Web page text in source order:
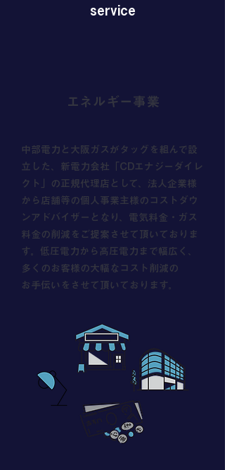
service
​エネルギー事業
中部電力と大阪ガスがタッグを組んで設
立した、新電力会社「CDエナジーダイレ
クト」の正規代理店として、法人企業様
から店舗等の個人事業主様のコストダウ
ンアドバイザーとなり、電気料金・ガス
料金の削減をご提案させて頂いておりま
す。低圧電力から高圧電力まで幅広く、
多くのお客様の大幅なコスト削減の
お手伝いをさせて頂いております。